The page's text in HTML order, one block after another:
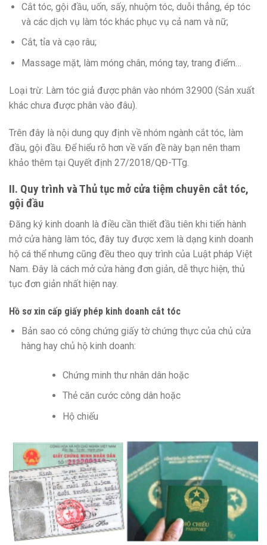
Cắt tóc, gội đầu, uốn, sấy, nhuộm tóc, duỗi thẳng, ép tóc
và các dịch vụ làm tóc khác phục vụ cả nam và nữ;
Cắt, tỉa và cạo râu;
Massage mặt, làm móng chân, móng tay, trang điểm…
Loại trừ: Làm tóc giả được phân vào nhóm 32900 (Sản xuất
khác chưa được phân vào đâu).
Trên đây là nội dung quy định về nhóm ngành cắt tóc, làm
đầu, gội đầu. Để hiểu rõ hơn về vấn đề này bạn nên tham
khảo thêm tại Quyết định 27/2018/QĐ-TTg.
II. Quy trình và Thủ tục mở cửa tiệm chuyên cắt tóc,
gội đầu
Đăng ký kinh doanh là điều cần thiết đầu tiên khi tiến hành
mở cửa hàng làm tóc, đây tuy được xem là dạng kinh doanh
hộ cá thể nhưng cũng đều theo quy trình của Luật pháp Việt
Nam. Đây là cách mở cửa hàng đơn giản, dễ thực hiện, thủ
tục đơn giản nhất hiện nay.
Hồ sơ xin cấp giấy phép kinh doanh cắt tóc
Bản sao có công chứng giấy tờ chứng thực của chủ cửa
hàng hay chủ hộ kinh doanh:
Chứng minh thư nhân dân hoặc
Thẻ căn cước công dân hoặc
Hộ chiếu